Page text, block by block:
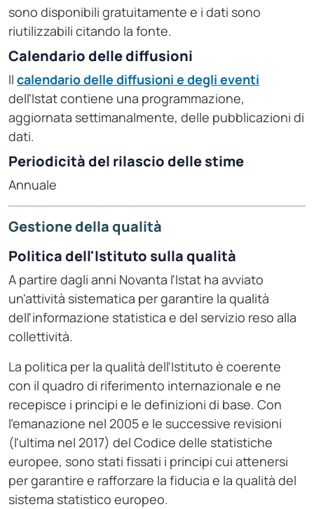
sono disponibili gratuitamente e i dati sono
riutilizzabili citando la fonte.
Calendario delle diffusioni
Il calendario delle diffusioni e degli eventi
dell'Istat contiene una programmazione,
aggiornata settimanalmente, delle pubblicazioni di
dati.
Periodicità del rilascio delle stime
Annuale
Gestione della qualità
Politica dell'Istituto sulla qualità
A partire dagli anni Novanta l'Istat ha avviato
un'attività sistematica per garantire la qualità
dell'informazione statistica e del servizio reso alla
collettività.
La politica per la qualità dell'Istituto è coerente
con il quadro di riferimento internazionale e ne
recepisce i principi e le definizioni di base. Con
l'emanazione nel 2005 e le successive revisioni
(l'ultima nel 2017) del Codice delle statistiche
europee, sono stati fissati i principi cui attenersi
per garantire e rafforzare la fiducia e la qualità del
sistema statistico europeo.